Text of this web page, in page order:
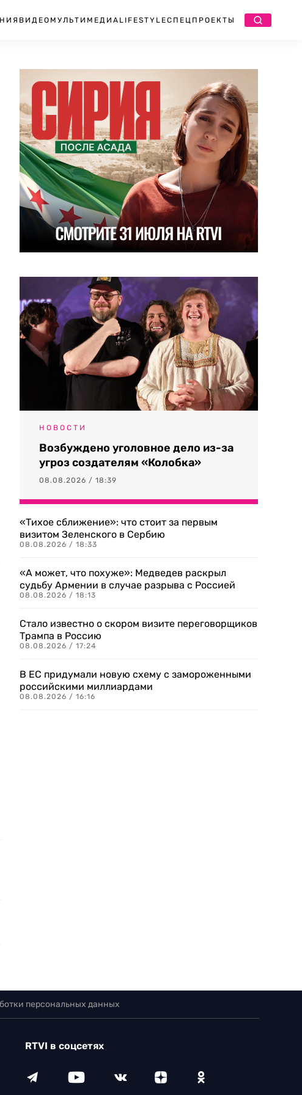
ВИДЕО МУЛЬТИМЕДИА LIFESTYLEСПЕЦПРОЕКТЫ
НОВОСТИ
Возбуждено уголовное дело из-за
угроз создателям «Колобка»
08.08.2026 / 18:39
«Тихое сближение»: что стоит за первым
визитом Зеленского в Сербию
08.08.2026 / 18:33
«А может, что похуже»: Медведев раскрыл
судьбу Армении в случае разрыва с Россией
08.08.2026 / 18:13
Стало известно о скором визите переговорщиков
Трампа в Россию
08.08.2026 / 17:24
В ЕС придумали новую схему с замороженными
российскими миллиардами
08.08.2026 / 16:16
персональных данных
RTVI в соцсетях